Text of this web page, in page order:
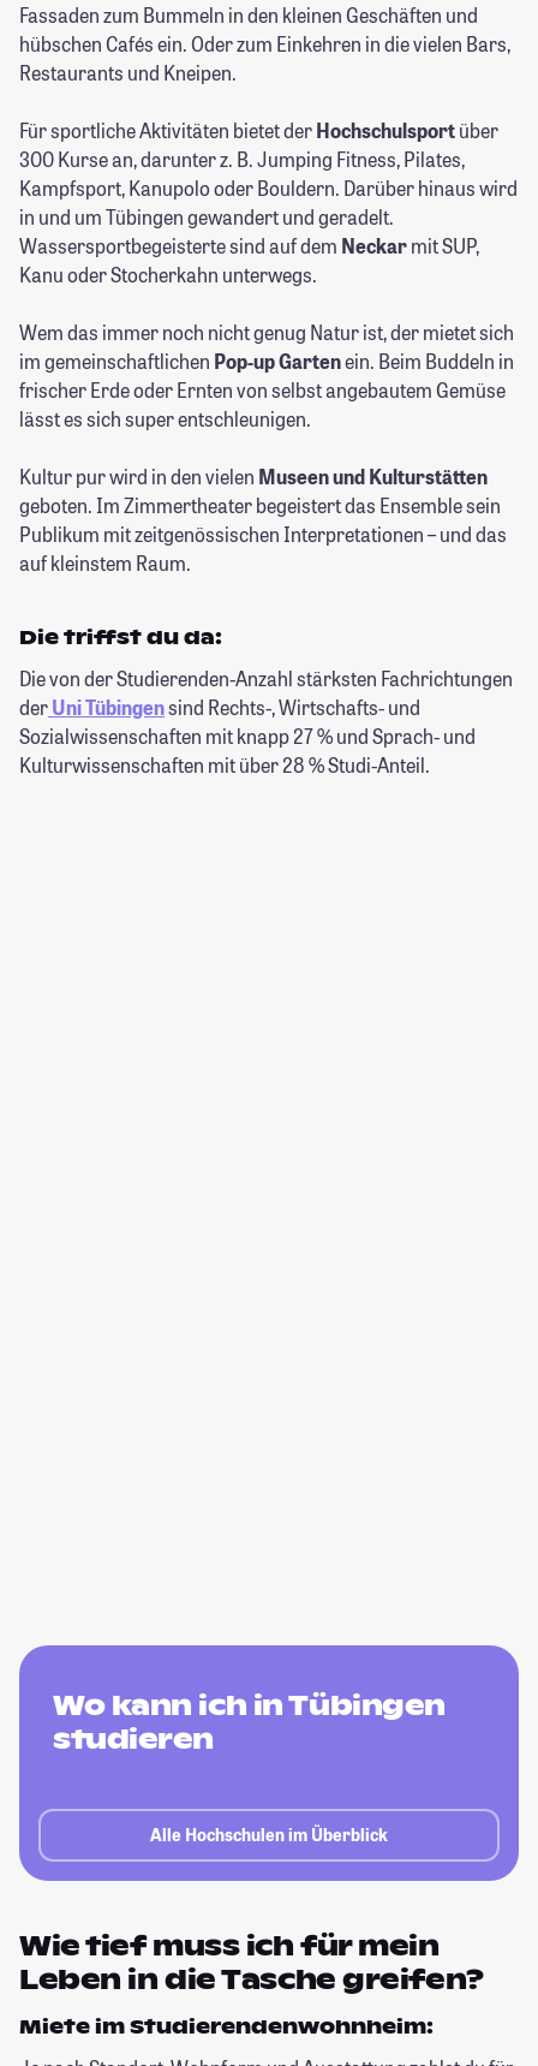
Fassaden zum Bummeln in den kleinen Geschäften und
hübschen Cafés ein. Oder zum Einkehren in die vielen Bars,
Restaurants und Kneipen.
Für sportliche Aktivitäten bietet derHochschulsportüber
300 Kurse an, darunter z. B. Jumping Fitness, Pilates,
Kampfsport, Kanupolo oder Bouldern. Darüber hinaus wird
in und um Tübingen gewandert und geradelt.
Wassersportbegeisterte sind auf dem Neckarmit SUP,
Kanu oder Stocherkahn unterwegs.
Wem das immer noch nicht genug Natur ist, der mietet sich
im gemeinschaftlichen Pop-up Gartenein. Beim Buddeln in
frischer Erde oder Ernten von selbst angebautem Gemüse
lässt es sich super entschleunigen.
Kultur pur wird in den vielen Museen und Kulturstätten
geboten. Im Zimmertheater begeistert das Ensemble sein
Publikum mit zeitgenössischen Interpretationen – und das
auf kleinstem Raum.
Die triffst du da:
Die von der Studierenden-Anzahl stärksten Fachrichtungen
derUni Tübingensind Rechts-, Wirtschafts- und
Sozialwissenschaften mit knapp 27 % und Sprach- und
Kulturwissenschaften mit über 28 % Studi-Anteil.
Wo kann ich in Tübingen
studieren
Alle Hochschulen im Überblick
Wie tief muss ich für mein
Leben in die Tasche greifen?
Miete im Studierendenwohnheim: